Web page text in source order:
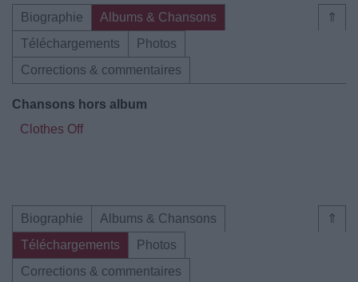
⇑
Biographie
Albums & Chansons
Téléchargements
Photos
Corrections & commentaires
Chansons hors album
Clothes Off
⇑
Biographie
Albums & Chansons
Téléchargements
Photos
Corrections & commentaires